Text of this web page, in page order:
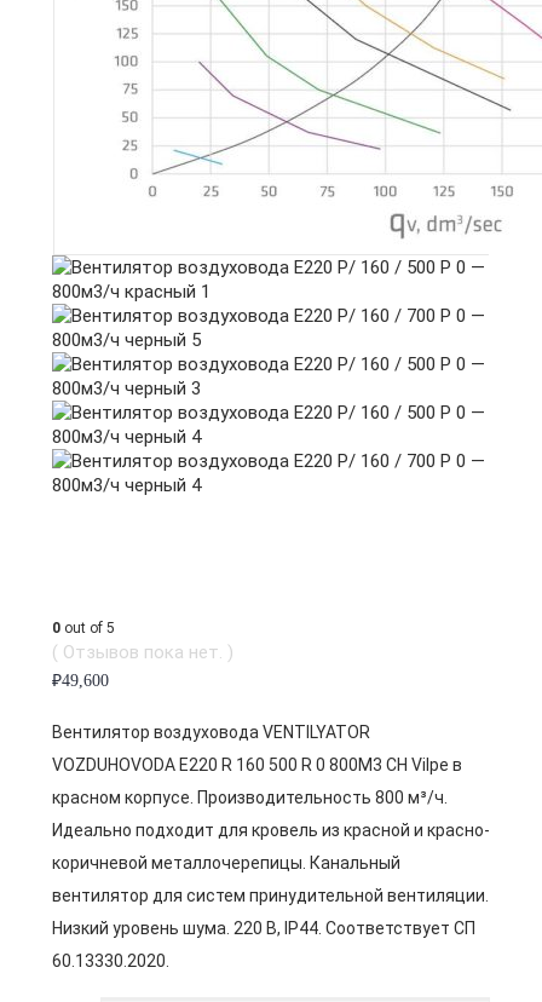
0 out of 5
( Отзывов пока нет. )
₽49,600
Вентилятор воздуховода VENTILYATOR
VOZDUHOVODA E220 R 160 500 R 0 800M3 CH Vilpe в
красном корпусе. Производительность 800 м³/ч.
Идеально подходит для кровель из красной и красно-
коричневой металлочерепицы. Канальный
вентилятор для систем принудительной вентиляции.
Низкий уровень шума. 220 В, IP44. Соответствует СП
60.13330.2020.